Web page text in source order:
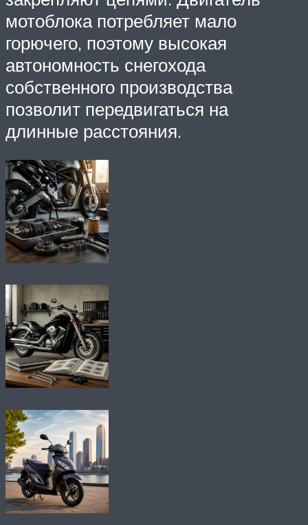
мотоблока потребляет мало
горючего, поэтому высокая
автономность снегохода
собственного производства
позволит передвигаться на
длинные расстояния.